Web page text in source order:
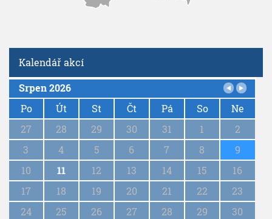
Kalendář akcí
P
g
a
i
o
Srpen 2026
Po
Út St Čt Pá So
Ne
27
28 29 30 31 1
2
3
4 5 6 7 8
9
10
11 12 13 14 15
16
17
18 19 20 21 22
23
24
25 26 27 28 29
30